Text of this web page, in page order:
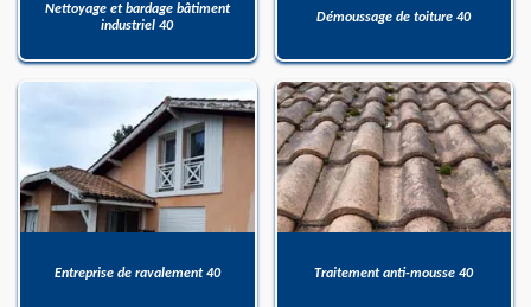
Nettoyage et bardage bâtiment
industriel 40
Démoussage de toiture 40
Entreprise de ravalement 40 Traitement anti-mousse 40